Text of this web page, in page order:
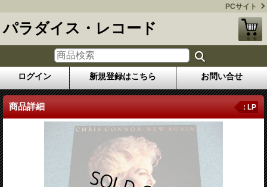
PCサイト
パラダイス・レコード
ログイン 新規登録はこちら お問い合せ
商品詳細 : LP